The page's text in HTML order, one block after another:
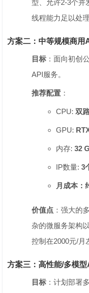
型、允许2-3个并
线程能力足以处
方案二：中等规模商用
目标 ：面向初创
API服务。
推荐配置 ‌：
CPU: ‌双
GPU: ‌
内存: ‌32
IP数量: ‌3
月成本：
价值点 ：强大的
杂的微服务架构
控制在2000元/月
方案三：高性能/多模型
目标 ：计划部署